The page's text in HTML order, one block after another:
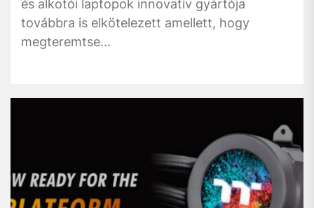
és alkotói laptopok innovatív gyártója
továbbra is elkötelezett amellett, hogy
megteremtse...